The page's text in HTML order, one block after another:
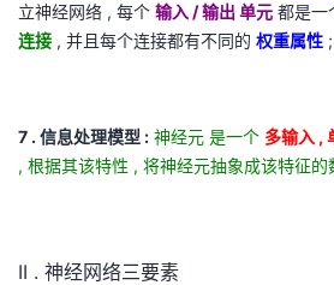
立神经网络 , 每个 输入 / 输出 单元 都是一
连接 , 并且每个连接都有不同的 权重属性 ;
7 . 信息处理模型 : 神经元 是一个 多输入 ,
, 根据其该特性 , 将神经元抽象成该特征的
II . 神经网络三要素